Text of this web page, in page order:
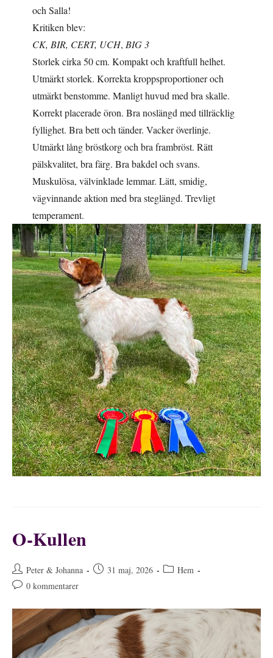
och Salla!
Kritiken blev:
CK, BIR, CERT, UCH, BIG 3
Storlek cirka 50 cm. Kompakt och kraftfull helhet.
Utmärkt storlek. Korrekta kroppsproportioner och
utmärkt benstomme. Manligt huvud med bra skalle.
Korrekt placerade öron. Bra noslängd med tillräcklig
fyllighet. Bra bett och tänder. Vacker överlinje.
Utmärkt lång bröstkorg och bra frambröst. Rätt
pälskvalitet, bra färg. Bra bakdel och svans.
Muskulösa, välvinklade lemmar. Lätt, smidig,
vägvinnande aktion med bra steglängd. Trevligt
temperament.
O-Kullen
Inläggsförfattare:
Peter & Johanna
Inlägget31 maj, 2026 Inläggskategori:
Hem
Kommentarer
inlägget:
0 kommentarer